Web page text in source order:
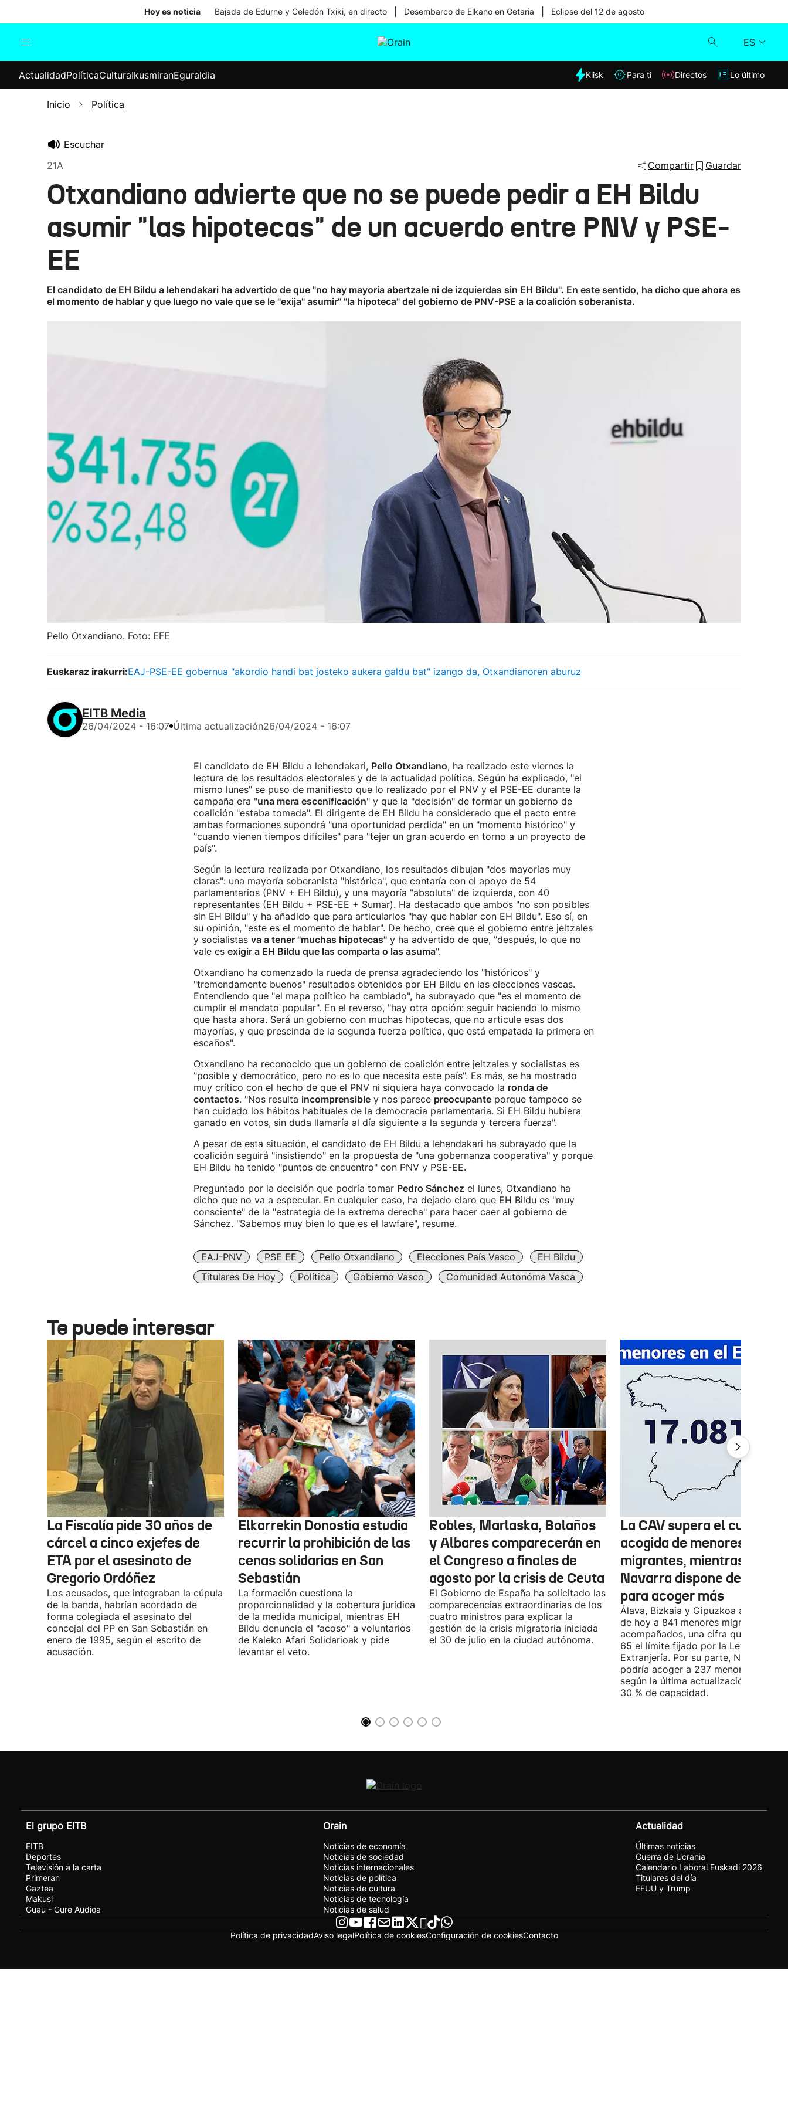
Hoy es noticia Bajada de Edurne y Celedón Txiki, en directo Desembarco de Elkano en Getaria Eclipse del 12 de agosto
ES
Internacional
Elecciones
Klisk
ActualidadPolíticaCulturaIkusmiranEguraldia Klisk Para ti Directos Lo último
Inicio Política
Escuchar
21A
Compartir Guardar
Otxandiano advierte que no se puede pedir a EH Bildu
asumir "las hipotecas" de un acuerdo entre PNV y PSE-
EE
El candidato de EH Bildu a lehendakari ha advertido de que "no hay mayoría abertzale ni de izquierdas sin EH Bildu". En este sentido, ha dicho que ahora es
el momento de hablar y que luego no vale que se le "exija" asumir" "la hipoteca" del gobierno de PNV-PSE a la coalición soberanista.
Pello Otxandiano. Foto: EFE
Euskaraz irakurri:EAJ-PSE-EE gobernua "akordio handi bat josteko aukera galdu bat" izango da, Otxandianoren aburuz
EITB Media
26/04/2024 - 16:07 Última actualización26/04/2024 - 16:07
El candidato de EH Bildu a lehendakari, Pello Otxandiano, ha realizado este viernes la
lectura de los resultados electorales y de la actualidad política. Según ha explicado, "el
mismo lunes" se puso de manifiesto que lo realizado por el PNV y el PSE-EE durante la
campaña era "una mera escenificación" y que la "decisión" de formar un gobierno de
coalición "estaba tomada". El dirigente de EH Bildu ha considerado que el pacto entre
ambas formaciones supondrá "una oportunidad perdida" en un "momento histórico" y
"cuando vienen tiempos difíciles" para "tejer un gran acuerdo en torno a un proyecto de
país".
Según la lectura realizada por Otxandiano, los resultados dibujan "dos mayorías muy
claras": una mayoría soberanista "histórica", que contaría con el apoyo de 54
parlamentarios (PNV + EH Bildu), y una mayoría "absoluta" de izquierda, con 40
representantes (EH Bildu + PSE-EE + Sumar). Ha destacado que ambos "no son posibles
sin EH Bildu" y ha añadido que para articularlos "hay que hablar con EH Bildu". Eso sí, en
su opinión, "este es el momento de hablar". De hecho, cree que el gobierno entre jeltzales
y socialistas va a tener "muchas hipotecas"y ha advertido de que, "después, lo que no
vale es exigir a EH Bildu que las comparta o las asuma".
Otxandiano ha comenzado la rueda de prensa agradeciendo los "históricos" y
"tremendamente buenos" resultados obtenidos por EH Bildu en las elecciones vascas.
Entendiendo que "el mapa político ha cambiado", ha subrayado que "es el momento de
cumplir el mandato popular". En el reverso, "hay otra opción: seguir haciendo lo mismo
que hasta ahora. Será un gobierno con muchas hipotecas, que no articule esas dos
mayorías, y que prescinda de la segunda fuerza política, que está empatada la primera en
escaños".
Otxandiano ha reconocido que un gobierno de coalición entre jeltzales y socialistas es
"posible y democrático, pero no es lo que necesita este país". Es más, se ha mostrado
muy crítico con el hecho de que el PNV ni siquiera haya convocado la ronda de
contactos. "Nos resulta incomprensibley nos parece preocupanteporque tampoco se
han cuidado los hábitos habituales de la democracia parlamentaria. Si EH Bildu hubiera
ganado en votos, sin duda llamaría al día siguiente a la segunda y tercera fuerza".
A pesar de esta situación, el candidato de EH Bildu a lehendakari ha subrayado que la
coalición seguirá "insistiendo" en la propuesta de "una gobernanza cooperativa" y porque
EH Bildu ha tenido "puntos de encuentro" con PNV y PSE-EE.
Preguntado por la decisión que podría tomar Pedro Sánchezel lunes, Otxandiano ha
dicho que no va a especular. En cualquier caso, ha dejado claro que EH Bildu es "muy
consciente" de la "estrategia de la extrema derecha" para hacer caer al gobierno de
Sánchez. "Sabemos muy bien lo que es el lawfare", resume.
EAJ-PNV PSE EE Pello Otxandiano Elecciones País Vasco
EH Bildu
Titulares De Hoy
Política Gobierno Vasco Comunidad Autonóma Vasca
Te puede interesar
La Fiscalía pide 30 años de
cárcel a cinco exjefes de
ETA por el asesinato de
Gregorio Ordóñez
Los acusados, que integraban la cúpula
de la banda, habrían acordado de
forma colegiada el asesinato del
concejal del PP en San Sebastián en
enero de 1995, según el escrito de
acusación.
Elkarrekin Donostia estudia
recurrir la prohibición de las
cenas solidarias en San
Sebastián
La formación cuestiona la
proporcionalidad y la cobertura jurídica
de la medida municipal, mientras EH
Bildu denuncia el "acoso" a voluntarios
de Kaleko Afari Solidarioak y pide
levantar el veto.
Robles, Marlaska, Bolaños
y Albares comparecerán en
el Congreso a finales de
agosto por la crisis de Ceuta
El Gobierno de España ha solicitado las
comparecencias extraordinarias de los
cuatro ministros para explicar la
gestión de la crisis migratoria iniciada
el 30 de julio en la ciudad autónoma.
La CAV supera el cupo de
acogida de menores
migrantes, mientras
Navarra dispone de
para acoger más
Álava, Bizkaia y Gipuzkoa acogen a
de hoy a 841 menores migrantes no
acompañados, una cifra que supera
65 el límite fijado por la Ley de
Extranjería. Por su parte, Navarra
podría acoger a 237 menores,
según la última actualización, está al
30 % de capacidad.
El grupo EITB
EITB
Deportes
Televisión a la carta
Primeran
Gaztea
Makusi
Guau - Gure Audioa
Orain
Noticias de economía
Noticias de sociedad
Noticias internacionales
Noticias de política
Noticias de cultura
Noticias de tecnología
Noticias de salud
Actualidad
Últimas noticias
Guerra de Ucrania
Calendario Laboral Euskadi 2026
Titulares del día
EEUU y Trump
Política de privacidadAviso legalPolítica de cookiesConfiguración de cookiesContacto